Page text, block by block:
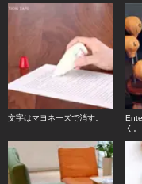
文字はマヨネーズで消す。
く。